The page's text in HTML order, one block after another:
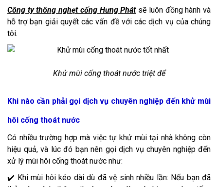
Công ty thông nghẹt cống Hưng Phátsẽ luôn đồng hành và
hỗ trợ bạn giải quyết các vấn đề với các dịch vụ của chúng
tôi.
Khử mùi cống thoát nước triệt để
Khi nào cần phải gọi dịch vụ chuyên nghiệp đến khử mùi
hôi cống thoát nước
Có nhiều trường hợp mà việc tự khử mùi tại nhà không còn
hiệu quả, và lúc đó bạn nên gọi dịch vụ chuyên nghiệp đến
xử lý mùi hôi cống thoát nước như:
✔️ Khi mùi hôi kéo dài dù đã vệ sinh nhiều lần: Nếu bạn đã